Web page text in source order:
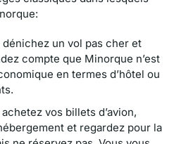
dénichez un vol pas cher et
compte que Minorque n’est
en termes d’hôtel ou
vos billets d’avion,
et regardez pour la